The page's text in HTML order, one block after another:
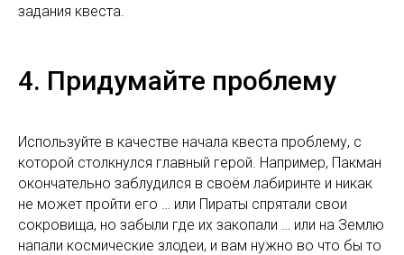
задания квеста.
4. Придумайте проблему
Используйте в качестве начала квеста проблему, с
которой столкнулся главный герой. Например, Пакман
окончательно заблудился в своём лабиринте и никак
не может пройти его … или Пираты спрятали свои
сокровища, но забыли где их закопали … или на Землю
напали космические злодеи, и вам нужно во что бы то